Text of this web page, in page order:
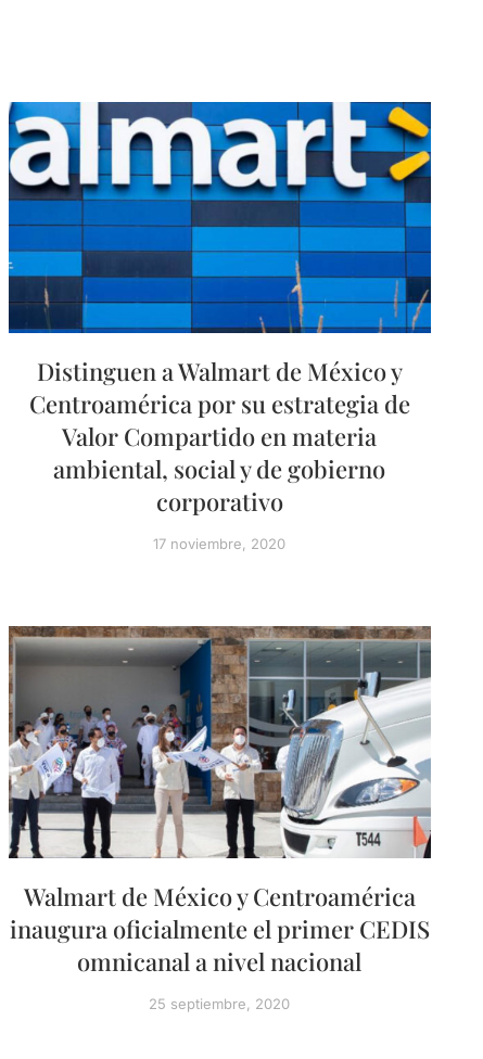
Distinguen a Walmart de México y
Centroamérica por su estrategia de
Valor Compartido en materia
ambiental, social y de gobierno
corporativo
17 noviembre, 2020
Walmart de México y Centroamérica
inaugura oficialmente el primer CEDIS
omnicanal a nivel nacional
25 septiembre, 2020